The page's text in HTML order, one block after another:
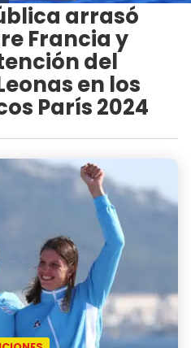
arrasó
Francia y
del
en los
París 2024